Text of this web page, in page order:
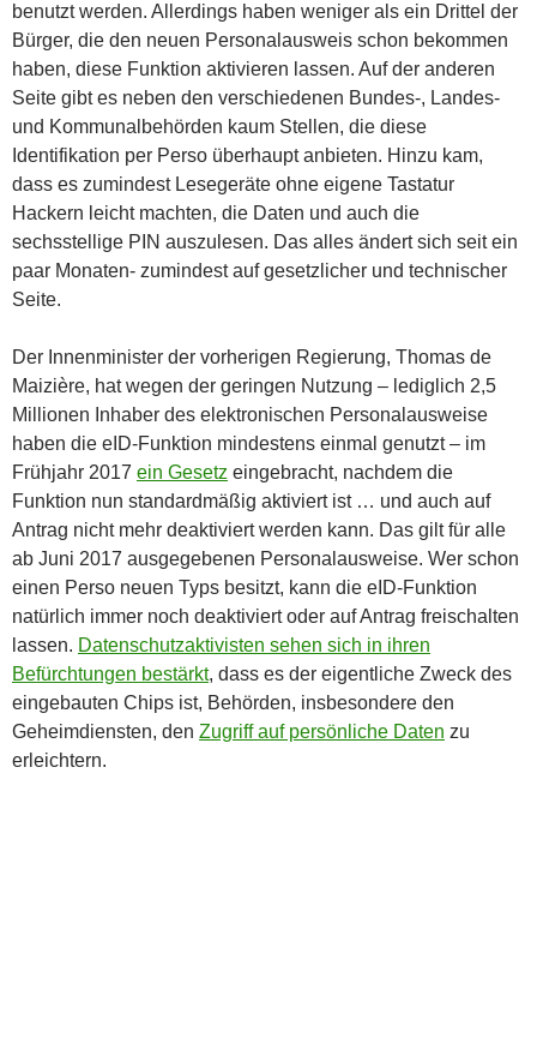
benutzt werden. Allerdings haben weniger als ein Drittel der
Bürger, die den neuen Personalausweis schon bekommen
haben, diese Funktion aktivieren lassen. Auf der anderen
Seite gibt es neben den verschiedenen Bundes-, Landes-
und Kommunalbehörden kaum Stellen, die diese
Identifikation per Perso überhaupt anbieten. Hinzu kam,
dass es zumindest Lesegeräte ohne eigene Tastatur
Hackern leicht machten, die Daten und auch die
sechsstellige PIN auszulesen. Das alles ändert sich seit ein
paar Monaten- zumindest auf gesetzlicher und technischer
Seite.
Der Innenminister der vorherigen Regierung, Thomas de
Maizière, hat wegen der geringen Nutzung – lediglich 2,5
Millionen Inhaber des elektronischen Personalausweise
haben die eID-Funktion mindestens einmal genutzt – im
Frühjahr 2017 ein Gesetz eingebracht, nachdem die
Funktion nun standardmäßig aktiviert ist … und auch auf
Antrag nicht mehr deaktiviert werden kann. Das gilt für alle
ab Juni 2017 ausgegebenen Personalausweise. Wer schon
einen Perso neuen Typs besitzt, kann die eID-Funktion
natürlich immer noch deaktiviert oder auf Antrag freischalten
lassen. Datenschutzaktivisten sehen sich in ihren
Befürchtungen bestärkt, dass es der eigentliche Zweck des
eingebauten Chips ist, Behörden, insbesondere den
Geheimdiensten, den Zugriff auf persönliche Daten zu
erleichtern.